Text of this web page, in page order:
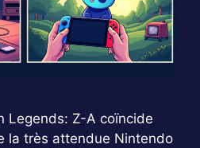
Legends: Z-A coïncide
la très attendue Nintendo